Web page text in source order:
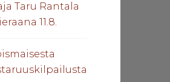
Taru Rantala
11.8.